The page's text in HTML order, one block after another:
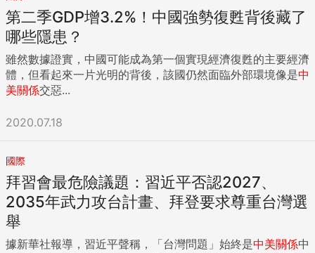
第二季GDP增3.2%！中國強勢復甦背後藏了
哪些隱患？
雖然數據證實，中國可能成為第一個實現經濟復甦的主要經濟
體，但看起來一片光明的背後，該國仍然面臨外部環境像是中
美關係交惡...
2020.07.18
國際
拜習會最危險議題：習近平否認2027、
2035年武力攻台計畫、拜登要求尊重台灣選
舉
據新華社報導，習近平聲稱，「台灣問題」始終是中美關係中